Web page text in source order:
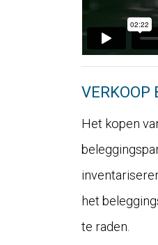
VERKOOP
Het kopen
het
te raden.